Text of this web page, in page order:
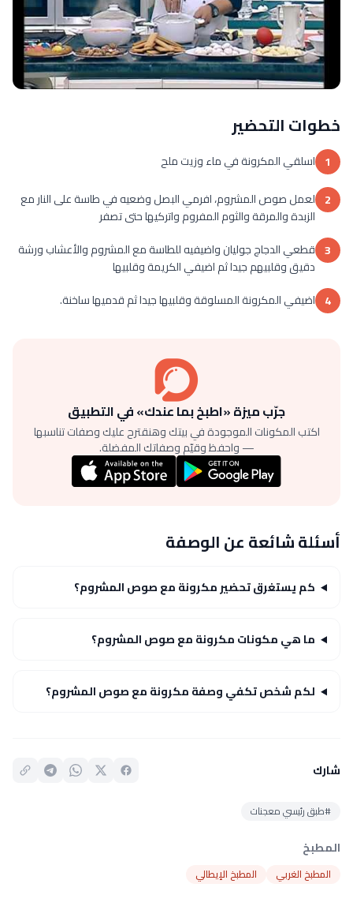
خطوات التحضير
1 اسلقي المكرونة في ماء وزيت ملح
2 لعمل صوص المشروم، افرمي البصل وضعيه في طاسة على النار مع
الزبدة والمرقة والثوم المفروم واتركيها حتى تصفر
3 قطعي الدجاج جوليان واضيفيه للطاسة مع المشروم والأعشاب ورشة
دقيق وقلبيهم جيدا ثم اضيفي الكريمة وقلبيها
4 اضيفي المكرونة المسلوقة وقلبيها جيدا ثم قدميها ساخنة.
جرّب ميزة «اطبخ بما عندك» في التطبيق
اكتب المكونات الموجودة في بيتك وهنقترح عليك وصفات تناسبها
— واحفظ وقيّم وصفاتك المفضلة.
أسئلة شائعة عن الوصفة
كم يستغرق تحضير مكرونة مع صوص المشروم؟
ما هي مكونات مكرونة مع صوص المشروم؟
لكم شخص تكفي وصفة مكرونة مع صوص المشروم؟
شارك
#طبق رئيسي معجنات
المطبخ
المطبخ الغربي المطبخ الإيطالي